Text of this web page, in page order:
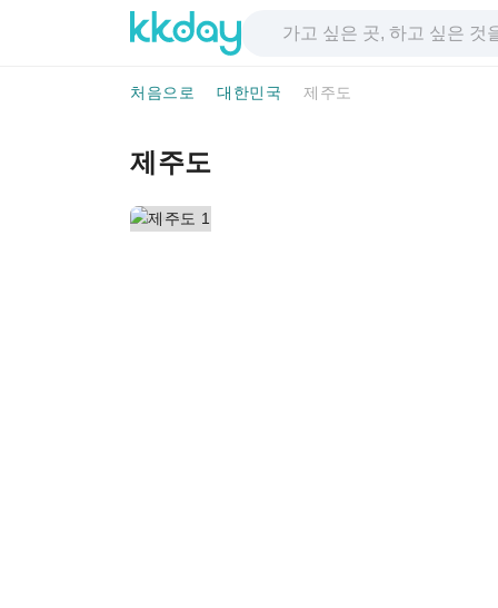
처음으로 대한민국 제주도
제주도